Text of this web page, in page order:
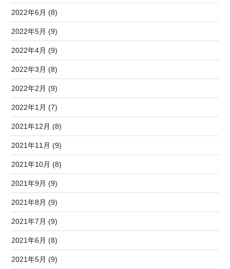
2022年6月 (8)
2022年5月 (9)
2022年4月 (9)
2022年3月 (8)
2022年2月 (9)
2022年1月 (7)
2021年12月 (8)
2021年11月 (9)
2021年10月 (8)
2021年9月 (9)
2021年8月 (9)
2021年7月 (9)
2021年6月 (8)
2021年5月 (9)